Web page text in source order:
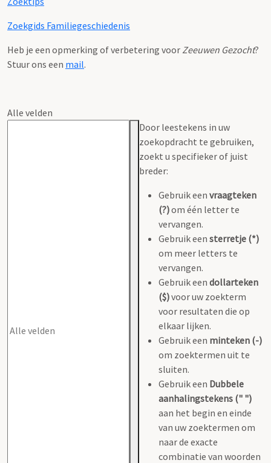
Zoekgids Familiegeschiedenis
Heb je een opmerking of verbetering voor Zeeuwen Gezocht?
Stuur ons een mail.
Alle velden
Door leestekens in uw
zoekopdracht te gebruiken,
zoekt u specifieker of juist
breder:
Gebruik een vraagteken
(?)om één letter te
vervangen.
Gebruik een sterretje (*)
om meer letters te
vervangen.
Gebruik een dollarteken
($)voor uw zoekterm
voor resultaten die op
elkaar lijken.
Gebruik een minteken (-)
om zoektermen uit te
sluiten.
Gebruik een Dubbele
aanhalingstekens (" ")
aan het begin en einde
van uw zoektermen om
naar de exacte
combinatie van woorden